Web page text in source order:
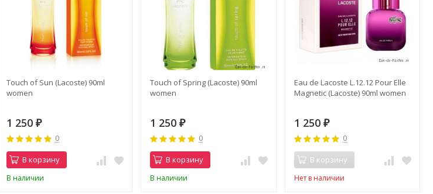
Touch of Sun (Lacoste) 90ml
women
1 250 ₽
0
В корзину
В наличии
Touch of Spring (Lacoste) 90ml
women
1 250₽
0
В корзину
В наличии
Eau de Lacoste L.12.12 Pour Elle
Magnetic (Lacoste) 90ml women
1 250 ₽
0
В корзину
Нет в наличии